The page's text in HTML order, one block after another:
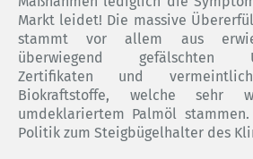
Markt leidet! Die massive
stammt vor allem aus
überwiegend gefälschten
Zertifikaten und
Biokraftstoffe, welche sehr
umdeklariertem Palmöl
Politik zum Steigbügelhalter des